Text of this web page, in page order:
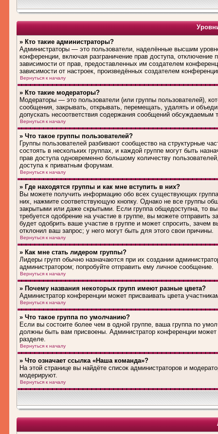
» Кто такие администраторы?
Администраторы — это пользователи, наделённые высшим
конференции, включая разграничение прав доступа, отключение
зависимости от прав, предоставленных им создателем
зависимости от настроек, произведённых создателем
Вернуться к началу
» Кто такие модераторы?
Модераторы — это пользователи (или группы пользователей),
сообщения, закрывать, открывать, перемещать, удалять и
допускать несоответствия содержания сообщений
Вернуться к началу
» Что такое группы пользователей?
Группы пользователей разбивают сообщество на структурные
состоять в нескольких группах, и каждой группе могут быть
прав доступа одновременно большому количеству
доступа к приватным форумам.
Вернуться к началу
» Где находятся группы и как мне вступить в них?
Вы можете получить информацию обо всех существующих
них, нажмите соответствующую кнопку. Однако не все группы
закрытыми или даже скрытыми. Если группа общедоступна, то
требуется одобрение на участие в группе, вы можете
будет одобрить ваше участие в группе и может спросить, зачем
отклонил ваш запрос; у него могут быть для этого свои причины.
Вернуться к началу
» Как мне стать лидером группы?
Лидеры групп обычно назначаются при их создании
администратором; попробуйте отправить ему личное сообщение.
Вернуться к началу
» Почему названия некоторых групп имеют разные цвета?
Администратор конференции может присваивать цвета
Вернуться к началу
» Что такое группа по умолчанию?
Если вы состоите более чем в одной группе, ваша группа по
должны быть вам присвоены. Администратор конференции
разделе.
Вернуться к началу
» Что означает ссылка «Наша команда»?
На этой странице вы найдёте список администраторов и
модерируют.
Вернуться к началу